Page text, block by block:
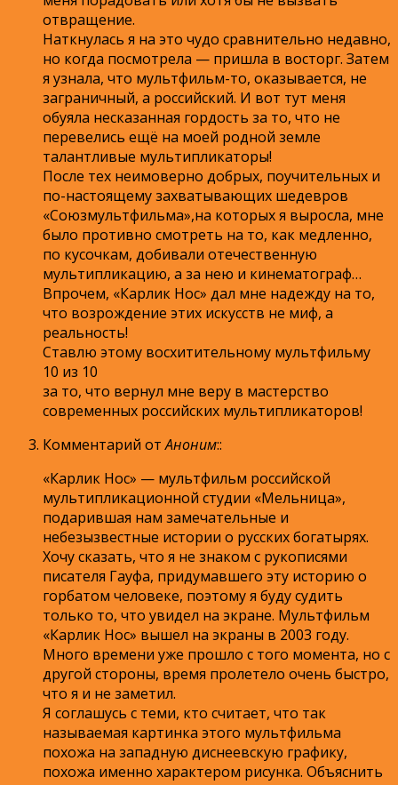
отвращение.
Наткнулась я на это чудо сравнительно недавно,
но когда посмотрела — пришла в восторг. Затем
я узнала, что мультфильм-то, оказывается, не
заграничный, а российский. И вот тут меня
обуяла несказанная гордость за то, что не
перевелись ещё на моей родной земле
талантливые мультипликаторы!
После тех неимоверно добрых, поучительных и
по-настоящему захватывающих шедевров
«Союзмультфильма»,на которых я выросла, мне
было противно смотреть на то, как медленно,
по кусочкам, добивали отечественную
мультипликацию, а за нею и кинематограф…
Впрочем, «Карлик Нос» дал мне надежду на то,
что возрождение этих искусств не миф, а
реальность!
Ставлю этому восхитительному мультфильму
10 из 10
за то, что вернул мне веру в мастерство
современных российских мультипликаторов!
Комментарий отАноним::
«Карлик Нос» — мультфильм российской
мультипликационной студии «Мельница»,
подарившая нам замечательные и
небезызвестные истории о русских богатырях.
Хочу сказать, что я не знаком с рукописями
писателя Гауфа, придумавшего эту историю о
горбатом человеке, поэтому я буду судить
только то, что увидел на экране. Мультфильм
«Карлик Нос» вышел на экраны в 2003 году.
Много времени уже прошло с того момента, но с
другой стороны, время пролетело очень быстро,
что я и не заметил.
Я соглашусь с теми, кто считает, что так
называемая картинка этого мультфильма
похожа на западную диснеевскую графику,
похожа именно характером рисунка. Объяснить